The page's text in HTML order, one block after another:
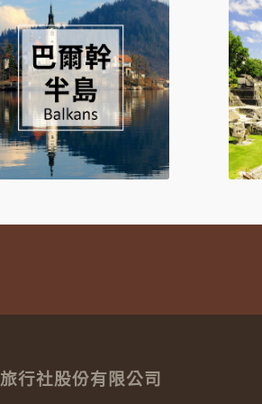
行社股份有限公司